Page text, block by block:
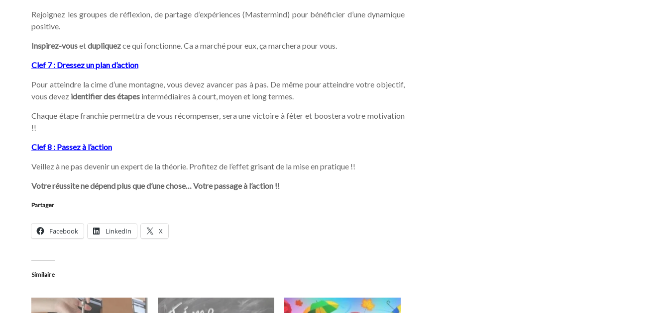
Rejoignez les groupes de réflexion, de partage d’expériences (Mastermind) pour bénéficier d’une dynamique
positive.
Inspirez-vousetdupliquezce qui fonctionne. Ca a marché pour eux, ça marchera pour vous.
Clef 7 : Dressez un plan d’action
Pour atteindre la cime d’une montagne, vous devez avancer pas à pas. De même pour atteindre votre objectif,
vous devez identifier des étapes intermédiaires à court, moyen et long termes.
Chaque étape franchie permettra de vous récompenser, sera une victoire à fêter et boostera votre motivation
!!
Clef 8 : Passez à l’action
Veillez à ne pas devenir un expert de la théorie. Profitez de l’effet grisant de la mise en pratique !!
Votre réussite ne dépend plus que d’une chose… Votre passage à l’action !!
Partager
Facebook LinkedIn X
Similaire